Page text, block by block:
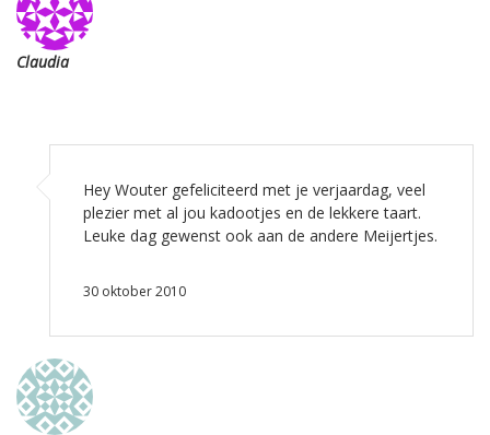
Claudia
Hey Wouter gefeliciteerd met je verjaardag, veel
plezier met al jou kadootjes en de lekkere taart.
Leuke dag gewenst ook aan de andere Meijertjes.
30 oktober 2010